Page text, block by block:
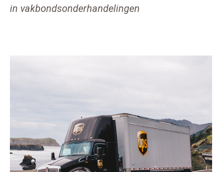
in vakbondsonderhandelingen